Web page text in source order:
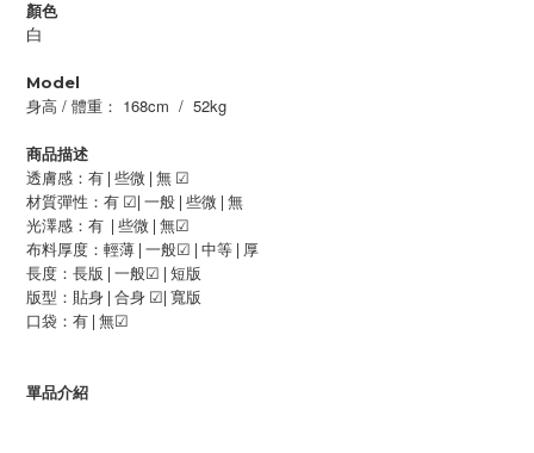
顏色
白
Model
身高 / 體重： 168cm / 52kg
商品描述
透膚感：有 | 些微 | 無 ☑
材質彈性：有 ☑| 一般 | 些微 | 無
光澤感：有 | 些微 | 無☑
布料厚度：輕薄 | 一般☑ | 中等 | 厚
長度：長版 | 一般☑ | 短版
版型：貼身 | 合身 ☑| 寬版
口袋：有 | 無☑
單品介紹